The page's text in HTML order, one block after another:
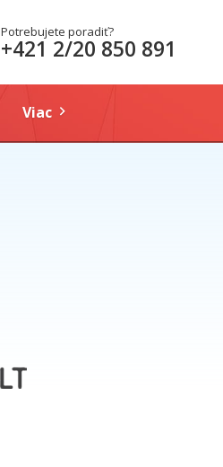
Potrebujete poradiť?
+421 2/20 850 891
Viac